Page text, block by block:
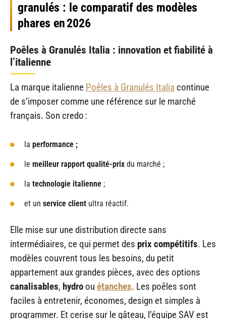
granulés : le comparatif des modèles
phares en 2026
Poêles à Granulés Italia : innovation et fiabilité à
l’italienne
La marque italienne Poêles à Granulés Italia continue
de s’imposer comme une référence sur le marché
français. Son credo :
la performance ;
le meilleur rapport qualité-prix du marché ;
la technologie italienne ;
et un service client ultra réactif.
Elle mise sur une distribution directe sans
intermédiaires, ce qui permet des prix compétitifs. Les
modèles couvrent tous les besoins, du petit
appartement aux grandes pièces, avec des options
canalisables, hydro ou étanches. Les poêles sont
faciles à entretenir, économes, design et simples à
programmer. Et cerise sur le gâteau, l’équipe SAV est